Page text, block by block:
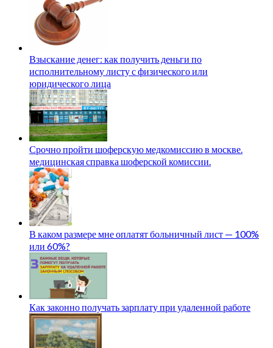
Взыскание денег: как получить деньги по
исполнительному листу с физического или
юридического лица
Срочно пройти шоферскую медкомиссию в москве.
медицинская справка шоферской комиссии.
В каком размере мне оплатят больничный лист — 100%
или 60%?
Как законно получать зарплату при удаленной работе